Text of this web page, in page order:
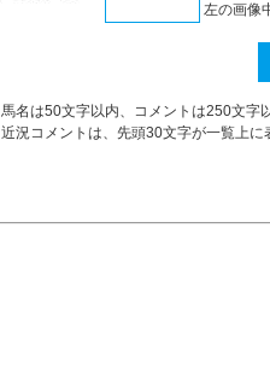
左の画像
馬名は50文字以内、コメントは250文字
近況コメントは、先頭30文字が一覧上に